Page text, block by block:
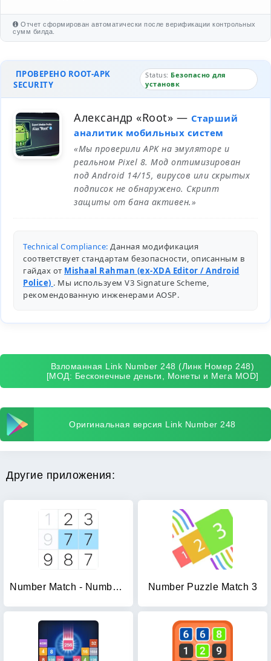
Отчет сформирован автоматически после верификации контрольных
сумм билда.
ПРОВЕРЕНО ROOT-APK
SECURITY
Status: Безопасно для
установк
Александр «Root» — Старший
аналитик мобильных систем
«Мы проверили APK на эмуляторе и
реальном Pixel 8. Мод оптимизирован
под Android 14/15, вирусов или скрытых
подписок не обнаружено. Скрипт
защиты от бана активен.»
Technical Compliance: Данная модификация
соответствует стандартам безопасности, описанным в
гайдах от Mishaal Rahman (ex-XDA Editor / Android
Police) . Мы используем V3 Signature Scheme,
рекомендованную инженерами AOSP.
Взломанная Link Number 248 (Линк Номер 248)
[МОД: Бесконечные деньги, Монеты и Мега MOD]
Оригинальная версия Link Number 248
Другие приложения:
Number Match - Number Games Number Puzzle Match 3